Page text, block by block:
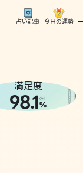
占い記事 今日の運勢
満足度
98.1※1
%